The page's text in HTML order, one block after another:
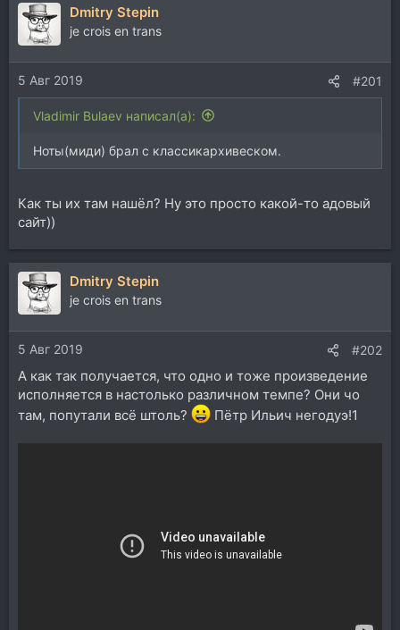
к
и
и
:
Dmitry Stepin
je crois en trans
5 Авг 2019 #201
Vladimir Bulaev написал(а):
Ноты(миди) брал с классикархивеском.
Как ты их там нашёл? Ну это просто какой-то адовый
сайт))
Dmitry Stepin
je crois en trans
5 Авг 2019 #202
А как так получается, что одно и тоже произведение
исполняется в настолько различном темпе? Они чо
там, попутали всё штоль?
Пётр Ильич негодуэ!1